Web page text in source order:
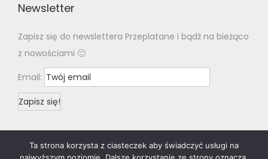
Newsletter
Zapisz się do newslettera Przeplatane i bądź na bieżąco
z nowościami 🙂
Email:
Ta strona korzysta z ciasteczek aby świadczyć usługi na